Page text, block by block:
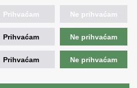
i organiziranog kriminaliteta
Prihvaćam Ne prihvaćam
Prihvaćam Ne prihvaćam
Prihvaćam Ne prihvaćam